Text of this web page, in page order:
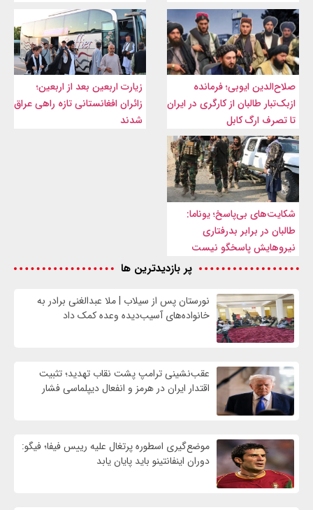
صلاح‌الدین ایوبی؛ فرمانده
ازبک‌تبار طالبان از کارگری در ایران
تا تصرف ارگ کابل
زیارت اربعین بعد از اربعین؛
زائران افغانستانی تازه راهی عراق
شدند
شکایت‌های بی‌پاسخ؛ یوناما:
طالبان در برابر بدرفتاری
نیروهایش پاسخگو نیست
پر بازدیدترین ها
نورستان پس از سیلاب | ملا عبدالغنی برادر به
خانواده‌های آسیب‌دیده وعده کمک داد
عقب‌نشینی ترامپ پشت نقاب تهدید؛ تثبیت
اقتدار ایران در هرمز و انفعال دیپلماسی فشار
موضع‌گیری اسطوره پرتغال علیه رییس فیفا؛ فیگو:
دوران اینفانتینو باید پایان یابد